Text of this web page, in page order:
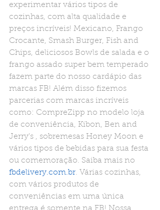
experimentar vários tipos de
cozinhas, com alta qualidade e
preços incríveis! Mexicano, Frango
Crocante, Smash Burger, Fish and
Chips, deliciosos Bowls de salada e o
frango assado super bem temperado
fazem parte do nosso cardápio das
marcas FB! Além disso fizemos
parcerias com marcas incríveis
como: CompreZipp no modelo loja
de conveniência, Kibon, Ben and
Jerry's , sobremesas Honey Moon e
vários tipos de bebidas para sua festa
ou comemoração. Saiba mais no
fbdelivery.com.br. Várias cozinhas,
com vários produtos de
conveniências em uma única
entrega é somente na FB! Nossa